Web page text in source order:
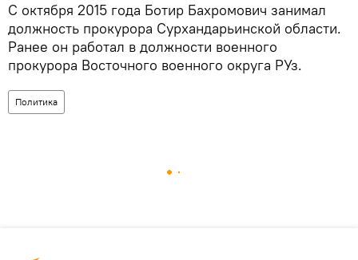
С октября 2015 года Ботир Бахромович занимал
должность прокурора Сурхандарьинской области.
Ранее он работал в должности военного
прокурора Восточного военного округа РУз.
Политика